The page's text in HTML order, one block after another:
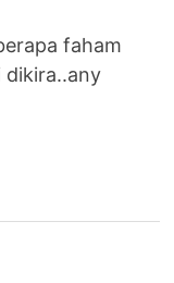
faham
dikira..any